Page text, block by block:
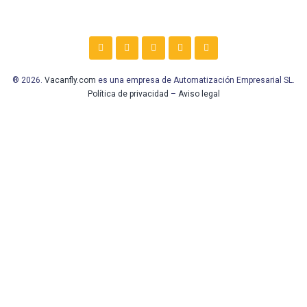
® 2026. Vacanfly.com es una empresa de Automatización Empresarial SL.
Política de privacidad – Aviso legal